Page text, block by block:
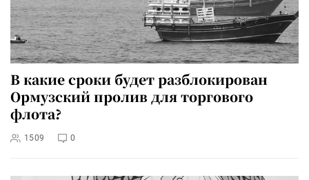
В какие сроки будет разблокирован
Ормузский пролив для торгового
флота?
1509 0